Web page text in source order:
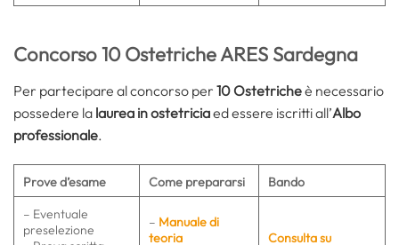
Concorso 10 Ostetriche ARES Sardegna
Per partecipare al concorso per 10 Ostetricheè necessario
possedere la laurea in ostetriciaed essere iscritti all’Albo
professionale.
Prove d’esame Come prepararsi
Bando
– Eventuale
preselezione
– Manuale di
teoria
Consulta su